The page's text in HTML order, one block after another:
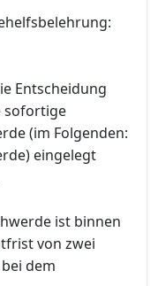
Entscheidung
sofortige
(im Folgenden:
eingelegt
ist binnen
von zwei
dem